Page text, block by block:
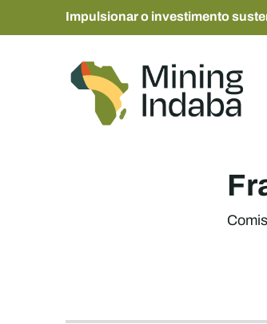
Impulsionar o investimento